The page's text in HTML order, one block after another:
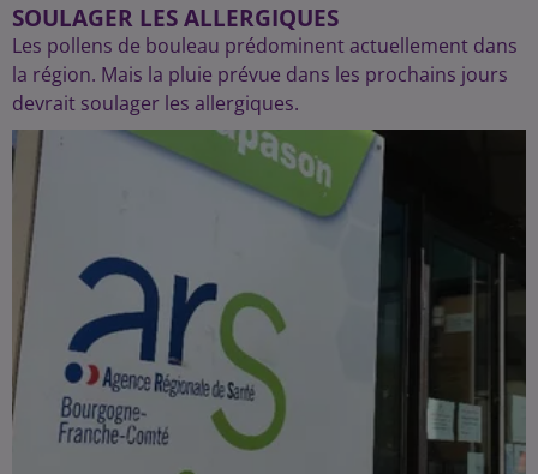
SOULAGER LES ALLERGIQUES
Les pollens de bouleau prédominent actuellement dans
la région. Mais la pluie prévue dans les prochains jours
devrait soulager les allergiques.